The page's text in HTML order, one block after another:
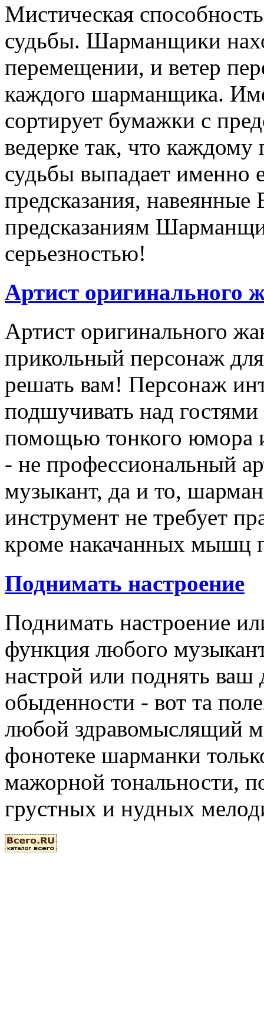
Мистическая
судьбы. Шарманщики
перемещении, и ветер
каждого шарманщика.
сортирует бумажки с
ведерке так, что
судьбы выпадает именно
предсказания,
предсказаниям
серьезностью!
Артист оригинального
Артист оригинального
прикольный персонаж
решать вам! Персонаж
подшучивать над
помощью тонкого юмора
- не профессиональный
музыкант, да и то,
инструмент не требует
кроме накачанных мышц
Поднимать настроение
Поднимать настроение
функция любого
настрой или поднять
обыденности - вот та
любой здравомыслящий
фонотеке шарманки
мажорной тональности,
грустных и нудных